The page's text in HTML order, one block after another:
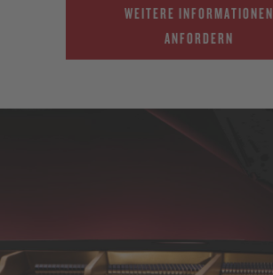
WEITERE INFORMATIONEN
ANFORDERN